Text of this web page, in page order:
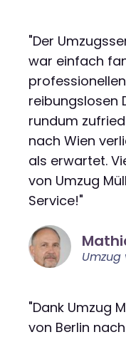
"Der
war einfach
reibungslosen
rundum
nach Wien
als erwartet.
von Umzug
Service!"
"Dank Umzug
von Berlin